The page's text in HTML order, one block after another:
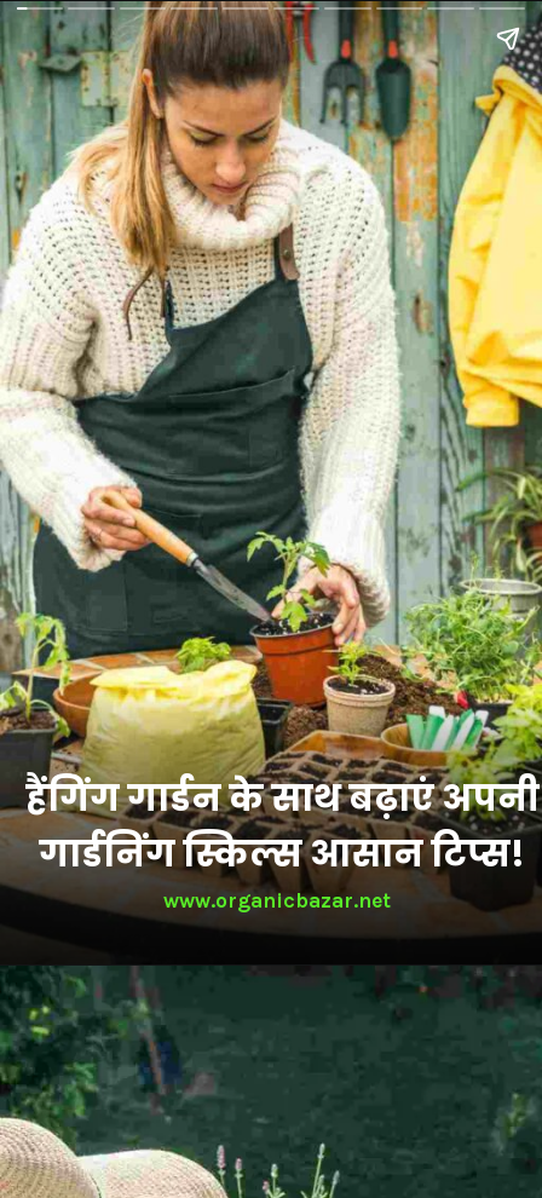
हैंगिंग गार्डन के साथ बढ़ाएं अपनी
गार्डनिंग स्किल्स आसान टिप्स!
www.organicbazar.net